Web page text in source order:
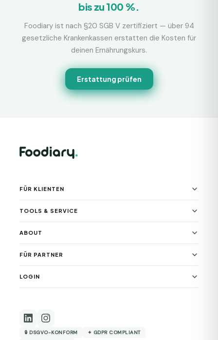
bis zu 100 %.
Foodiary ist nach §20 SGB V zertifiziert — über 94
gesetzliche Krankenkassen erstatten die Kosten für
deinen Ernährungskurs.
Erstattung prüfen
FÜR KLIENTEN
TOOLS & SERVICE
ABOUT
FÜR PARTNER
LOGIN
🔒 DSGVO-KONFORM ✦ GDPR COMPLIANT